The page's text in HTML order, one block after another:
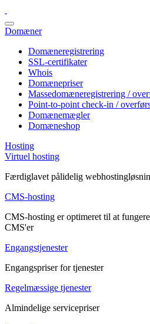
Domæner
Domæneregistrering
SSL-certifikater
Whois
Domænepriser
Massedomæneregistrering /
Point-to-point check-in /
Domænemægler
Domæneshop
Hosting
Virtuel hosting
Færdiglavet pålidelig
CMS-hosting
CMS-hosting er optimeret til at
CMS'er
Engangstjenester
Engangspriser for tjenester
Regelmæssige tjenester
Almindelige servicepriser